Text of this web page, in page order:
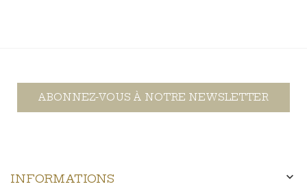
ABONNEZ-VOUS À NOTRE NEWSLETTER
INFORMATIONS 